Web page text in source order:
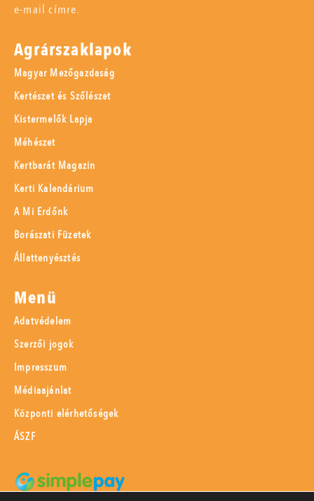
e-mail címre.
Agrárszaklapok
Magyar Mezőgazdaság
Kertészet és Szőlészet
Kistermelők Lapja
Méhészet
Kertbarát Magazin
Kerti Kalendárium
A Mi Erdőnk
Borászati Füzetek
Állattenyésztés
Menü
Adatvédelem
Szerzői jogok
Impresszum
Médiaajánlat
Központi elérhetőségek
ÁSZF